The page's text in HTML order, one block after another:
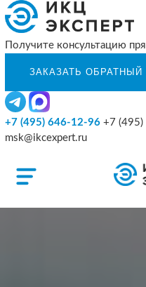
Получите консультацию
+7 (495) 646-12-96 +7
msk@ikcexpert.ru